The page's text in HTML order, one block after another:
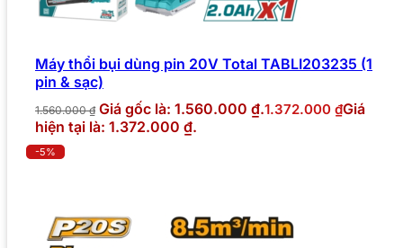
Máy thổi bụi dùng pin 20V Total TABLI203235 (1
pin & sạc)
1.560.000₫ Giá gốc là: 1.560.000 ₫.1.372.000 ₫Giá
hiện tại là: 1.372.000 ₫.
-5%